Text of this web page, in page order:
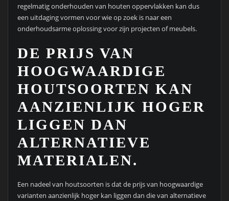
regelmatig onderhouden van houten oppervlakken kan dus
een uitdaging vormen voor wie op zoek is naar een
onderhoudsarme oplossing voor zijn projecten of meubels.
DE PRIJS VAN
HOOGWAARDIGE
HOUTSOORTEN KAN
AANZIENLIJK HOGER
LIGGEN DAN
ALTERNATIEVE
MATERIALEN.
Een nadeel van houtsoorten is dat de prijs van hoogwaardige
varianten aanzienlijk hoger kan liggen dan die van alternatieve